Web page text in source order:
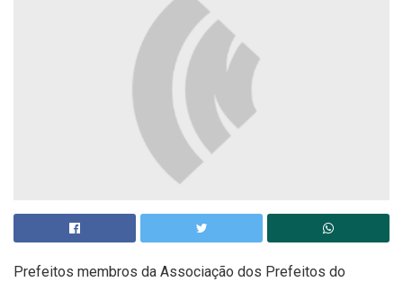
Prefeitos membros da Associação dos Prefeitos do